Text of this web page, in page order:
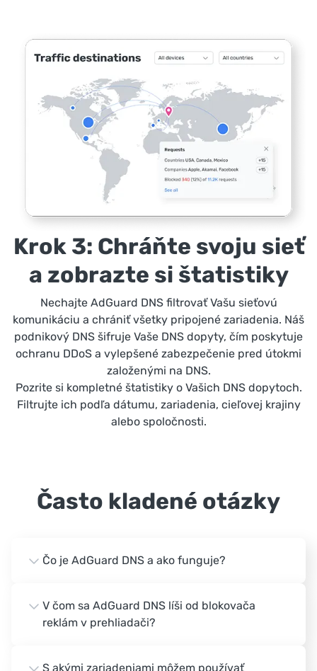
Krok 3: Chráňte svoju sieť
a zobrazte si štatistiky
Nechajte AdGuard DNS filtrovať Vašu sieťovú
komunikáciu a chrániť všetky pripojené zariadenia. Náš
podnikový DNS šifruje Vaše DNS dopyty, čím poskytuje
ochranu DDoS a vylepšené zabezpečenie pred útokmi
založenými na DNS.
Pozrite si kompletné štatistiky o Vašich DNS dopytoch.
Filtrujte ich podľa dátumu, zariadenia, cieľovej krajiny
alebo spoločnosti.
Často kladené otázky
Čo je AdGuard DNS a ako funguje?
V čom sa AdGuard DNS líši od blokovača
reklám v prehliadači?
S akými zariadeniami môžem používať